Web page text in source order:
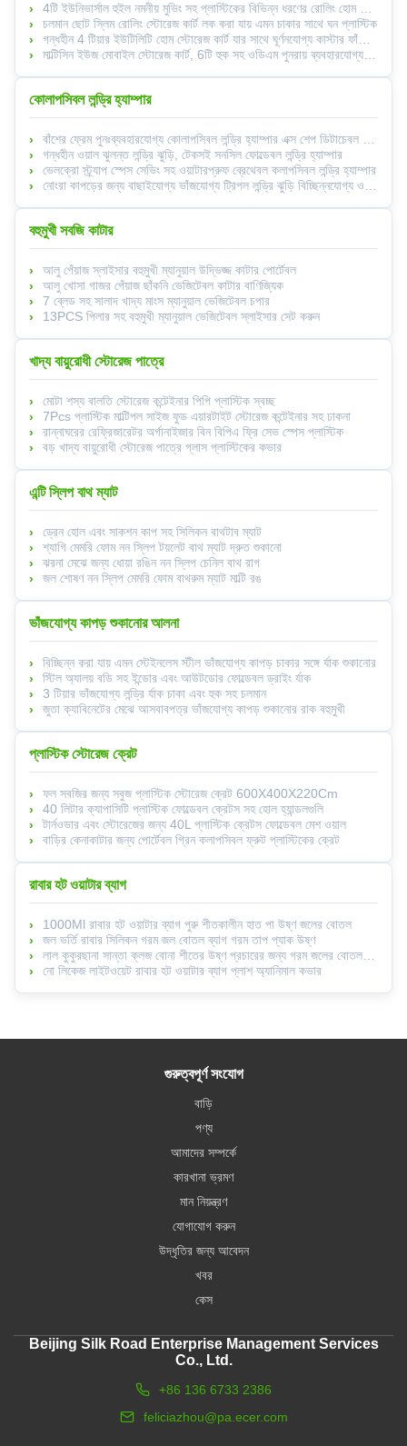
4টি ইউনিভার্সাল হুইল নমনীয় মুভিং সহ প্লাস্টিকের বিভিন্ন ধরণের রোলিং হোম স্টোরেজ কার্ট
চলমান ছোট স্লিম রোলিং স্টোরেজ কার্ট লক করা যায় এমন চাকার সাথে ঘন প্লাস্টিক
গন্ধহীন 4 টিয়ার ইউটিলিটি হোম স্টোরেজ কার্ট যার সাথে ঘূর্ণনযোগ্য কাস্টার ফাঁপা খোদাই করা হয়েছে
মাল্টিসিন ইউজ মোবাইল স্টোরেজ কার্ট, 6টি হুক সহ ওডিএম পুনরায় ব্যবহারযোগ্য স্লিম কিচেন ট্রলি
কোলাপসিবল লন্ড্রি হ্যাম্পার
বাঁশের ফ্রেম পুনঃব্যবহারযোগ্য কোলাপসিবল লন্ড্রি হ্যাম্পার এক্স শেপ ডিটাচেবল অক্সফোর্ড কাপড়
গন্ধহীন ওয়াল ঝুলন্ত লন্ড্রি ঝুড়ি, টেকসই সনসিল ফোল্ডেবল লন্ড্রি হ্যাম্পার
ভেলক্রো স্ট্র্যাপ স্পেস সেভিং সহ ওয়াটারপ্রুফ ব্রেথেবল কলাপসিবল লন্ড্রি হ্যাম্পার
নোংরা কাপড়ের জন্য বাছাইযোগ্য ভাঁজযোগ্য ট্রিপল লন্ড্রি ঝুড়ি বিচ্ছিন্নযোগ্য ওজন 0.95 কেজি
বহুমুখী সবজি কাটার
আলু পেঁয়াজ স্লাইসার বহুমুখী ম্যানুয়াল উদ্ভিজ্জ কাটার পোর্টেবল
আলু খোসা গাজর পেঁয়াজ ছাঁকনি ভেজিটেবল কাটার বাণিজ্যিক
7 ব্লেড সহ সালাদ খাদ্য মাংস ম্যানুয়াল ভেজিটেবল চপার
13PCS পিলার সহ বহুমুখী ম্যানুয়াল ভেজিটেবল স্লাইসার সেট করুন
খাদ্য বায়ুরোধী স্টোরেজ পাত্রে
মোটা শস্য বালতি স্টোরেজ কন্টেইনার পিপি প্লাস্টিক স্বচ্ছ
7Pcs প্লাস্টিক মাল্টিপল সাইজ ফুড এয়ারটাইট স্টোরেজ কন্টেইনার সহ ঢাকনা
রান্নাঘরের রেফ্রিজারেটর অর্গানাইজার বিন বিপিএ ফ্রি সেভ স্পেস প্লাস্টিক
বড় খাদ্য বায়ুরোধী স্টোরেজ পাত্রে গ্লাস প্লাস্টিকের কভার
এন্টি স্লিপ বাথ ম্যাট
ড্রেন হোল এবং সাকশন কাপ সহ সিলিকন বাথটাব ম্যাট
শ্যাগি মেমরি ফোম নন স্লিপ টয়লেট বাথ ম্যাট দ্রুত শুকানো
ঝরনা মেঝে জন্য ধোয়া রঙিন নন স্লিপ চেনিল বাথ রাগ
জল শোষণ নন স্লিপ মেমরি ফোম বাথরুম ম্যাট মাল্টি রঙ
ভাঁজযোগ্য কাপড় শুকানোর আলনা
বিচ্ছিন্ন করা যায় এমন স্টেইনলেস স্টীল ভাঁজযোগ্য কাপড় চাকার সঙ্গে র্যাক শুকানোর
স্টিল অ্যালয় বডি সহ ইন্ডোর এবং আউটডোর ফোল্ডেবল ড্রাইং র্যাক
3 টিয়ার ভাঁজযোগ্য লন্ড্রি র্যাক চাকা এবং হুক সহ চলমান
জুতা ক্যাবিনেটের মেঝে আসবাবপত্র ভাঁজযোগ্য কাপড় শুকানোর রাক বহুমুখী
প্লাস্টিক স্টোরেজ ক্রেট
ফল সবজির জন্য সবুজ প্লাস্টিক স্টোরেজ ক্রেট 600X400X220Cm
40 লিটার ক্যাপাসিটি প্লাস্টিক ফোল্ডেবল ক্রেটস সহ হোল হ্যান্ডলগুলি
টার্নওভার এবং স্টোরেজের জন্য 40L প্লাস্টিক ক্রেটস ফোল্ডেবল মেশ ওয়াল
বাড়ির কেনাকাটার জন্য পোর্টেবল গ্রিন কলাপসিবল ফ্রুট প্লাস্টিকের ক্রেট
রাবার হট ওয়াটার ব্যাগ
1000Ml রাবার হট ওয়াটার ব্যাগ পুরু শীতকালীন হাত পা উষ্ণ জলের বোতল
জল ভর্তি রাবার সিলিকন গরম জল বোতল ব্যাগ গরম তাপ প্যাক উষ্ণ
লাল কুকুরছানা সান্তা ক্লজ বোনা শীতের উষ্ণ প্রচারের জন্য গরম জলের বোতল কভার
নো লিকেজ লাইটওয়েট রাবার হট ওয়াটার ব্যাগ প্লাশ অ্যানিমাল কভার
গুরুত্বপূর্ণ সংযোগ
বাড়ি
পণ্য
আমাদের সম্পর্কে
কারখানা ভ্রমণ
মান নিয়ন্ত্রণ
যোগাযোগ করুন
উদ্ধৃতির জন্য আবেদন
খবর
কেস
Beijing Silk Road Enterprise Management Services
Co., Ltd.
+86 136 6733 2386
feliciazhou@pa.ecer.com